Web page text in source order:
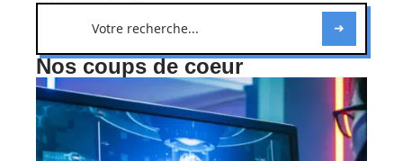
Nos coups de coeur